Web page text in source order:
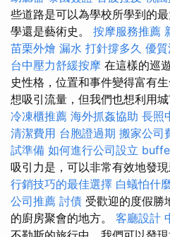
些道路是可以為學校所學到的
學還是藝術史。 按摩服務推薦
苗栗外燴 漏水 打針撐多久 優
台中壓力舒緩按摩 在這樣的巡
史性格，位置和事件變得富有
想吸引流量，但我們也想利用城
冷凍櫃推薦 海外抓姦協助 長照
清潔費用 台胞證過期 搬家公司
試準備 如何進行公司設立
吸引力是，可以非常有效地發現
行銷技巧的最佳選擇 白蟻怕什
公司推薦 討債 受歡迎的度假勝
的廚房聚會的地方。 客廳設計